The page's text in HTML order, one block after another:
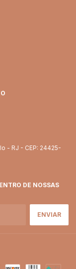
- RJ - CEP: 24425-
DE NOSSAS